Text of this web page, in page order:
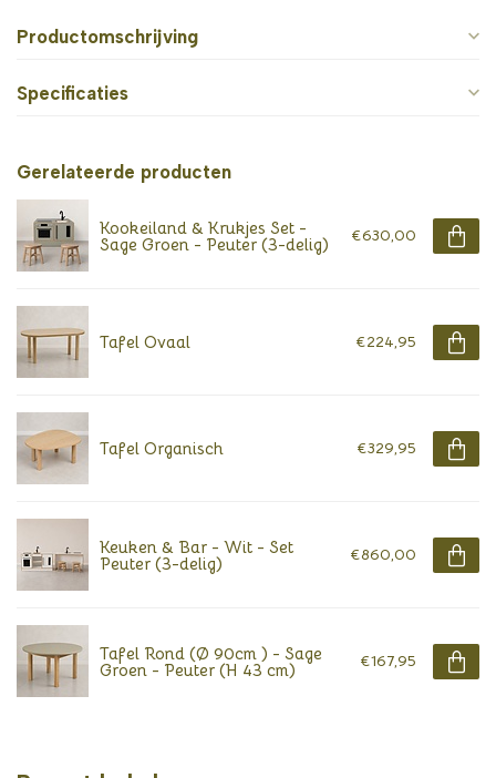
Productomschrijving
Specificaties
Gerelateerde producten
Kookeiland & Krukjes Set -
Sage Groen - Peuter (3-delig) €630,00
Tafel Ovaal €224,95
Tafel Organisch €329,95
Keuken & Bar - Wit - Set
Peuter (3-delig) €860,00
Tafel Rond (Ø 90cm ) - Sage
Groen - Peuter (H 43 cm) €167,95